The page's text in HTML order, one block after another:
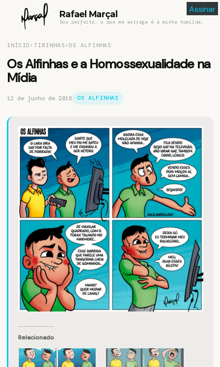
Rafael Marçal
INÍCIO › TIRINHAS ›OS ALFINHAS
Os Alfinhas e a Homossexualidade na
Mídia
12 de junho de 2018 OS ALFINHAS
Relacionado
Assinar
Assinar